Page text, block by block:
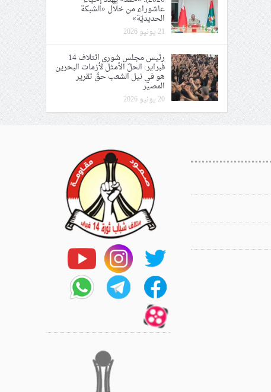
عاشوراء من خلال «الشبكة
الحديديّة»
21 يونيو 2026
رئيس مجلس شورى ائتلاف 14
فبراير: الحلّ الأمثل لأزمات البحرين
هو في نيل الشعب حقّ تقرير
المصير
20 يونيو 2026